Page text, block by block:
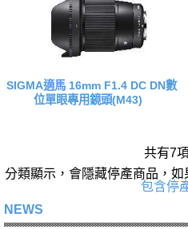
SIGMA適馬 16mm F1.4 DC DN數
位單眼專用鏡頭(M43)
共有7
分類顯示，會隱藏停產商品，
包含停
NEWS